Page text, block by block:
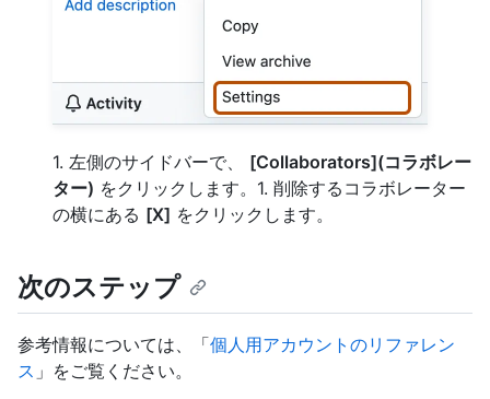
1. 左側のサイドバーで、 [Collaborators](コラボレー
ター) をクリックします。1. 削除するコラボレーター
の横にある [X] をクリックします。
次のステップ
参考情報については、「個人用アカウントのリファレン
ス 」をご覧ください。